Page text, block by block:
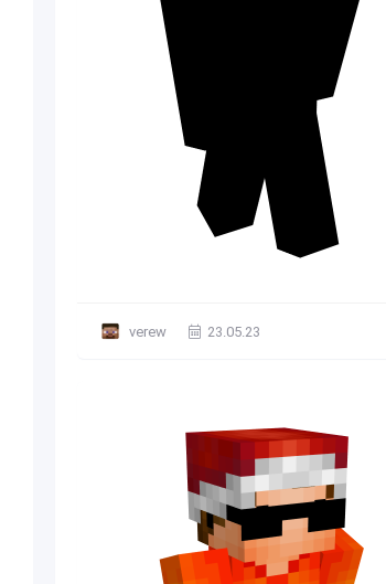
verew 23.05.23